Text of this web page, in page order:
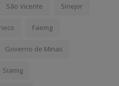
São Vicente Sinejor
Faemg
Governo de Minas
Siamig